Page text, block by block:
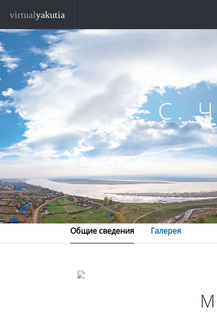
virtualyakutia
С.
Общие сведения Галерея
экспозиционный